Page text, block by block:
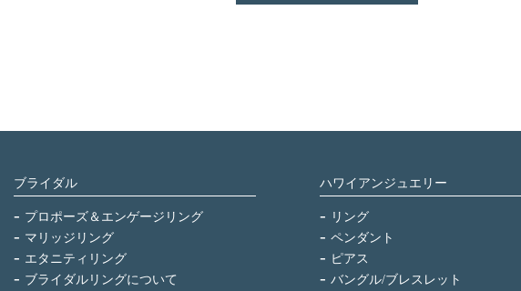
ブライダル
プロポーズ＆エンゲージリング
マリッジリング
エタニティリング
ブライダルリングについて
ハワイアンジュエリー
リング
ペンダント
ピアス
バングル/ブレスレット